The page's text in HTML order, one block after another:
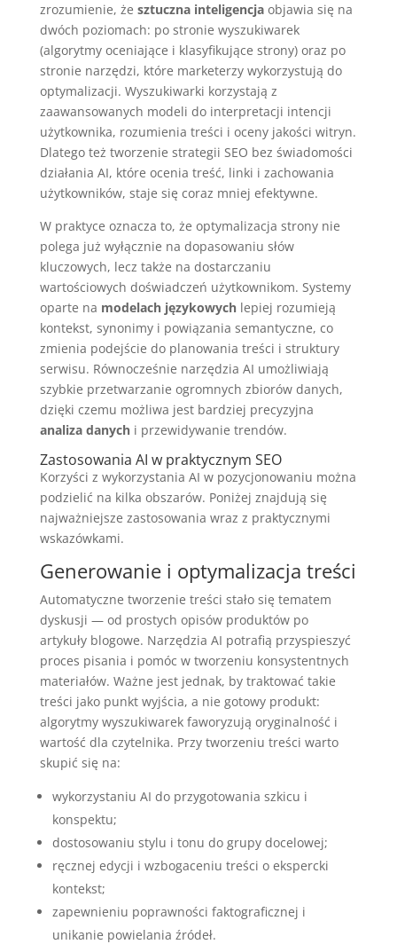
zrozumienie, że sztuczna inteligencjaobjawia się na
dwóch poziomach: po stronie wyszukiwarek
(algorytmy oceniające i klasyfikujące strony) oraz po
stronie narzędzi, które marketerzy wykorzystują do
optymalizacji. Wyszukiwarki korzystają z
zaawansowanych modeli do interpretacji intencji
użytkownika, rozumienia treści i oceny jakości witryn.
Dlatego też tworzenie strategii SEO bez świadomości
działania AI, które ocenia treść, linki i zachowania
użytkowników, staje się coraz mniej efektywne.
W praktyce oznacza to, że optymalizacja strony nie
polega już wyłącznie na dopasowaniu słów
kluczowych, lecz także na dostarczaniu
wartościowych doświadczeń użytkownikom. Systemy
oparte na modelach językowychlepiej rozumieją
kontekst, synonimy i powiązania semantyczne, co
zmienia podejście do planowania treści i struktury
serwisu. Równocześnie narzędzia AI umożliwiają
szybkie przetwarzanie ogromnych zbiorów danych,
dzięki czemu możliwa jest bardziej precyzyjna
analiza danychi przewidywanie trendów.
Zastosowania AI w praktycznym SEO
Korzyści z wykorzystania AI w pozycjonowaniu można
podzielić na kilka obszarów. Poniżej znajdują się
najważniejsze zastosowania wraz z praktycznymi
wskazówkami.
Generowanie i optymalizacja treści
Automatyczne tworzenie treści stało się tematem
dyskusji — od prostych opisów produktów po
artykuły blogowe. Narzędzia AI potrafią przyspieszyć
proces pisania i pomóc w tworzeniu konsystentnych
materiałów. Ważne jest jednak, by traktować takie
treści jako punkt wyjścia, a nie gotowy produkt:
algorytmy wyszukiwarek faworyzują oryginalność i
wartość dla czytelnika. Przy tworzeniu treści warto
skupić się na:
wykorzystaniu AI do przygotowania szkicu i
konspektu;
dostosowaniu stylu i tonu do grupy docelowej;
ręcznej edycji i wzbogaceniu treści o ekspercki
kontekst;
zapewnieniu poprawności faktograficznej i
unikanie powielania źródeł.